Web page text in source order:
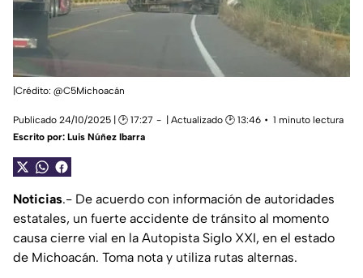
|Crédito: @C5Michoacán
Publicado 24/10/2025 | 🕑 17:27 | Actualizado 🕑 13:46
1 minuto lectura
Escrito por: Luis Núñez Ibarra
Noticias.- De acuerdo con información de autoridades
estatales, un fuerte accidente de tránsito al momento
causa cierre vial en la Autopista Siglo XXI, en el estado
de Michoacán. Toma nota y utiliza rutas alternas.